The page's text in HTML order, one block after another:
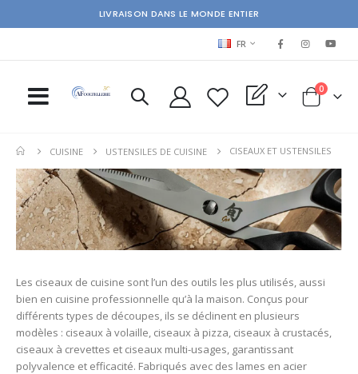
LIVRAISON DANS LE MONDE ENTIER
LANGUAGE
FR
My Quote Cart
0items
CUISINE USTENSILES DE CUISINE CISEAUX ET USTENSILES
Les ciseaux de cuisine sont l’un des outils les plus utilisés, aussi
bien en cuisine professionnelle qu’à la maison. Conçus pour
différents types de découpes, ils se déclinent en plusieurs
modèles : ciseaux à volaille, ciseaux à pizza, ciseaux à crustacés,
ciseaux à crevettes et ciseaux multi-usages, garantissant
polyvalence et efficacité. Fabriqués avec des lames en acier